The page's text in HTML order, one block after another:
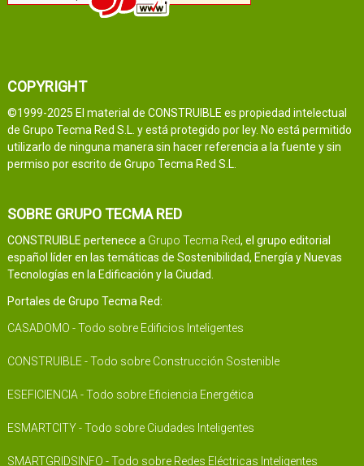
COPYRIGHT
©1999-2025 El material de CONSTRUIBLE es propiedad intelectual
de Grupo Tecma Red S.L. y está protegido por ley. No está permitido
utilizarlo de ninguna manera sin hacer referencia a la fuente y sin
permiso por escrito de Grupo Tecma Red S.L.
SOBRE GRUPO TECMA RED
CONSTRUIBLE pertenece a Grupo Tecma Red, el grupo editorial
español líder en las temáticas de Sostenibilidad, Energía y Nuevas
Tecnologías en la Edificación y la Ciudad.
Portales de Grupo Tecma Red:
CASADOMO - Todo sobre Edificios Inteligentes
CONSTRUIBLE - Todo sobre Construcción Sostenible
ESEFICIENCIA - Todo sobre Eficiencia Energética
ESMARTCITY - Todo sobre Ciudades Inteligentes
SMARTGRIDSINFO - Todo sobre Redes Eléctricas Inteligentes